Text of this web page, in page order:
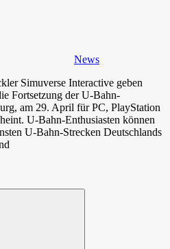
News
Simuverse Interactive geben
Fortsetzung der U-Bahn-
am 29. April für PC, PlayStation
U-Bahn-Enthusiasten können
U-Bahn-Strecken Deutschlands